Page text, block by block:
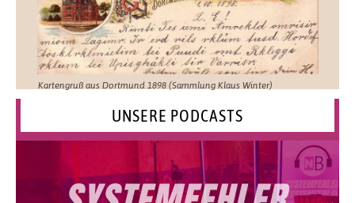
Kartengruß aus Dortmund 1898 (Sammlung Klaus Winter)
UNSERE PODCASTS